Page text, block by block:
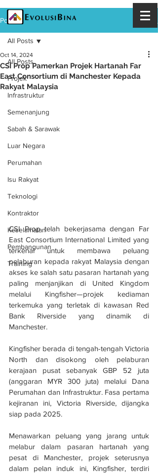
Post
All Posts
Projek
Infrastruktur
Semenanjung
Sabah & Sarawak
Luar Negara
Perumahan
Isu Rakyat
Teknologi
Kontraktor
Keselamatan
Pembangunan
Training
All Posts
CSI Prop Pamerkan Projek Hartanah Far
East Consortium di Manchester Kepada
Rakyat Malaysia
Oct 14, 2024
CSI Prop telah bekerjasama dengan Far
East Consortium International Limited yang
terkenal untuk membawa peluang
pelaburan kepada rakyat Malaysia dengan
akses ke salah satu pasaran hartanah yang
paling menjanjikan di United Kingdom
melalui Kingfisher—projek kediaman
terkemuka yang terletak di kawasan Red
Bank Riverside yang dinamik di
Manchester.
Kingfisher berada di tengah-tengah Victoria
North dan disokong oleh pelaburan
kerajaan pusat sebanyak GBP 52 juta
(anggaran MYR 300 juta) melalui Dana
Perumahan dan Infrastruktur. Fasa pertama
kejiranan ini, Victoria Riverside, dijangka
siap pada 2025.
Menawarkan peluang yang jarang untuk
melabur dalam pasaran hartanah yang
pesat di Manchester, projek seterusnya
dalam pelan induk ini, Kingfisher, terdiri